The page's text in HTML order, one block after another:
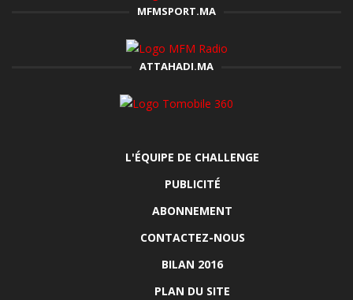
MFMSPORT.MA
ATTAHADI.MA
L'ÉQUIPE DE CHALLENGE
PUBLICITÉ
ABONNEMENT
CONTACTEZ-NOUS
BILAN 2016
PLAN DU SITE